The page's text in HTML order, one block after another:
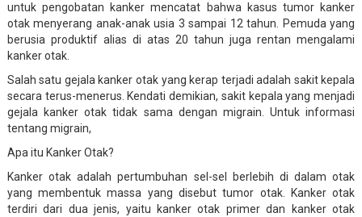
untuk pengobatan kanker mencatat bahwa kasus tumor kanker
otak menyerang anak-anak usia 3 sampai 12 tahun. Pemuda yang
berusia produktif alias di atas 20 tahun juga rentan mengalami
kanker otak.
Salah satu gejala kanker otak yang kerap terjadi adalah sakit kepala
secara terus-menerus. Kendati demikian, sakit kepala yang menjadi
gejala kanker otak tidak sama dengan migrain. Untuk informasi
tentang migrain,
Apa itu Kanker Otak?
Kanker otak adalah pertumbuhan sel-sel berlebih di dalam otak
yang membentuk massa yang disebut tumor otak. Kanker otak
terdiri dari dua jenis, yaitu kanker otak primer dan kanker otak